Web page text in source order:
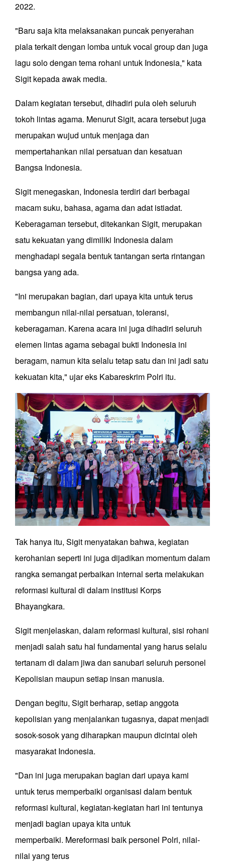
2022.
"Baru saja kita melaksanakan puncak penyerahan
piala terkait dengan lomba untuk vocal group dan juga
lagu solo dengan tema rohani untuk Indonesia," kata
Sigit kepada awak media.
Dalam kegiatan tersebut, dihadiri pula oleh seluruh
tokoh lintas agama. Menurut Sigit, acara tersebut juga
merupakan wujud untuk menjaga dan
mempertahankan nilai persatuan dan kesatuan
Bangsa Indonesia.
Sigit menegaskan, Indonesia terdiri dari berbagai
macam suku, bahasa, agama dan adat istiadat.
Keberagaman tersebut, ditekankan Sigit, merupakan
satu kekuatan yang dimiliki Indonesia dalam
menghadapi segala bentuk tantangan serta rintangan
bangsa yang ada.
"Ini merupakan bagian, dari upaya kita untuk terus
membangun nilai-nilai persatuan, toleransi,
keberagaman. Karena acara ini juga dihadiri seluruh
elemen lintas agama sebagai bukti Indonesia ini
beragam, namun kita selalu tetap satu dan ini jadi satu
kekuatan kita," ujar eks Kabareskrim Polri itu.
Tak hanya itu, Sigit menyatakan bahwa, kegiatan
kerohanian seperti ini juga dijadikan momentum dalam
rangka semangat perbaikan internal serta melakukan
reformasi kultural di dalam institusi Korps
Bhayangkara.
Sigit menjelaskan, dalam reformasi kultural, sisi rohani
menjadi salah satu hal fundamental yang harus selalu
tertanam di dalam jiwa dan sanubari seluruh personel
Kepolisian maupun setiap insan manusia.
Dengan begitu, Sigit berharap, setiap anggota
kepolisian yang menjalankan tugasnya, dapat menjadi
sosok-sosok yang diharapkan maupun dicintai oleh
masyarakat Indonesia.
"Dan ini juga merupakan bagian dari upaya kami
untuk terus memperbaiki organisasi dalam bentuk
reformasi kultural, kegiatan-kegiatan hari ini tentunya
menjadi bagian upaya kita untuk
memperbaiki. Mereformasi baik personel Polri, nilai-
nilai yang terus